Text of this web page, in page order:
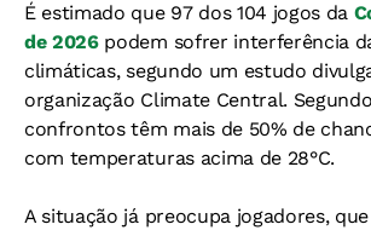
É estimado que 97 dos 104 jogos da
de 2026podem sofrer interferência
climáticas, segundo um estudo
organização Climate Central.
confrontos têm mais de 50% de
com temperaturas acima de 28°C.
A situação já preocupa jogadores,